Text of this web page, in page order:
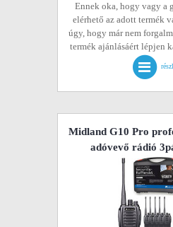
Ennek oka, hogy vagy a
elérhető az adott termék
úgy, hogy már nem
termék ajánlásáért lépjen
Midland G10 Pro
adóvevő rádió